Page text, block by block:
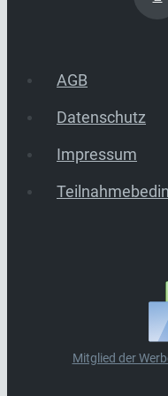
AGB
Datenschutz
Impressum
Mitglied der